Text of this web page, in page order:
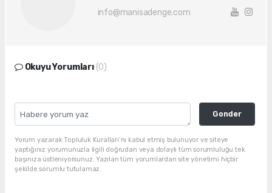
info@manisadenge.com
Okuyu Yorumları (0)
Gonder
Yorum yazarak Topluluk Kuralları’nı kabul etmiş bulunuyor ve siteye
yaptığınız yorumunuzla ilgili doğrudan veya dolaylı tüm sorumluluğu tek
başınıza üstleniyorsunuz. Yazılan tüm yorumlardan site yönetimi hiçbir
şekilde sorumlu tutulamaz.